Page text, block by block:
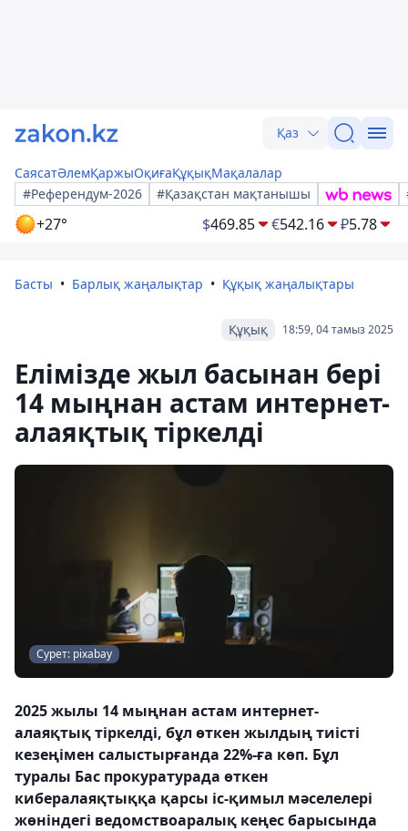
Қаз
СаясатӘлемҚаржыОқиғаҚұқықМақалалар
#Референдум-2026
#Қазақстан мақтанышы
+27° $469.85 €542.16 ₽5.78
Басты Барлық жаңалықтар Құқық жаңалықтары
18:59, 04 тамыз 2025
Құқық
Елімізде жыл басынан бері
14 мыңнан астам интернет-
алаяқтық тіркелді
Сурет: pixabay
2025 жылы 14 мыңнан астам интернет-
алаяқтық тіркелді, бұл өткен жылдың тиісті
кезеңімен салыстырғанда 22%-ға көп. Бұл
туралы Бас прокуратурада өткен
кибералаяқтыққа қарсы іс-қимыл мәселелері
жөніндегі ведомствоаралық кеңес барысында